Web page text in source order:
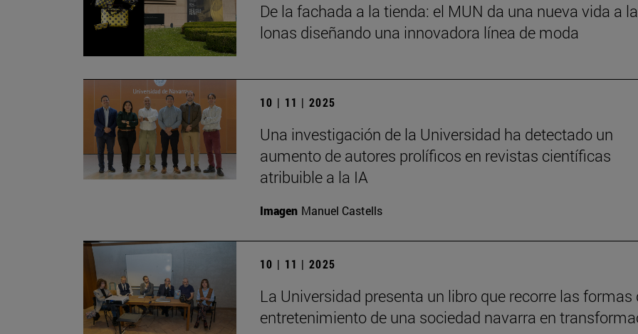
De la fachada a la tienda: el MUN da una nueva vida a
lonas diseñando una innovadora línea de moda
10 | 11 | 2025
Una investigación de la Universidad ha detectado un
aumento de autores prolíficos en revistas científicas
atribuible a la IA
Imagen Manuel Castells
10 | 11 | 2025
La Universidad presenta un libro que recorre las formas
entretenimiento de una sociedad navarra en